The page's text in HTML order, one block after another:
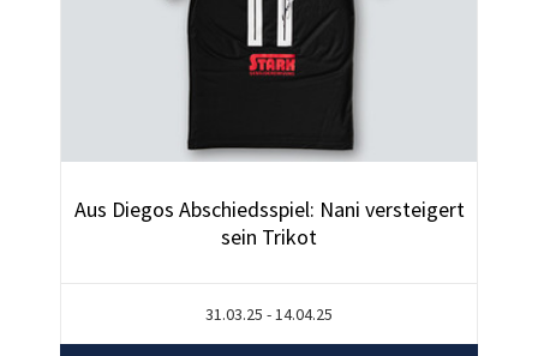
Aus Diegos Abschiedsspiel: Nani versteigert
sein Trikot
31.03.25 - 14.04.25